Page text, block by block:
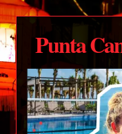
Punta